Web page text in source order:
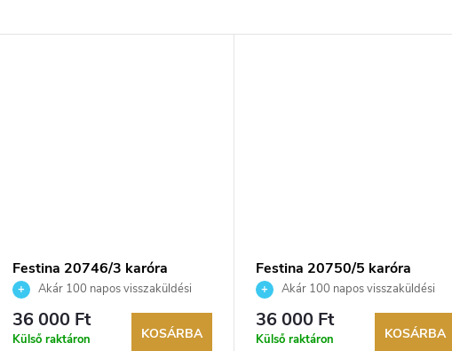
Festina 20746/3 karóra
Akár 100 napos visszaküldési
lehetőség. Hivatalos márkakereskedő.
36 000 Ft
Külső raktáron KOSÁRBA
Festina 20750/5 karóra
Akár 100 napos visszaküldési
lehetőség. Hivatalos márkakereskedő.
36 000 Ft
Külső raktáron KOSÁRBA